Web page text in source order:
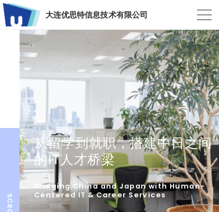
大连优思特信息技术有限公司
从留学到就职，搭建中日之间
的IT人才桥梁
Bridging China and Japan with Human-
Centered IT & Career Services